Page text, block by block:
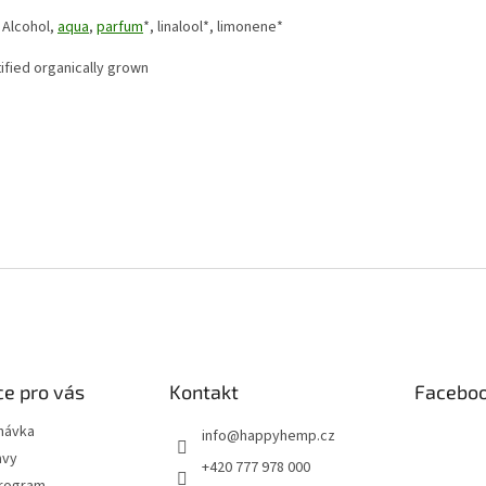
Alcohol, aqua, parfum*, linalool*, limonene*
organically grown
pro vás Kontakt
info@happyhemp.cz
+420 777 978 000